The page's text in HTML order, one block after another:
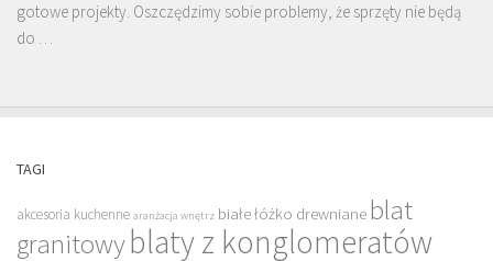
gotowe projekty. Oszczędzimy sobie problemy, że sprzęty nie będą
do …
TAGI
akcesoria kuchenne aranżacja wnętrz białe łóżko drewniane blat
granitowyblaty z konglomeratów